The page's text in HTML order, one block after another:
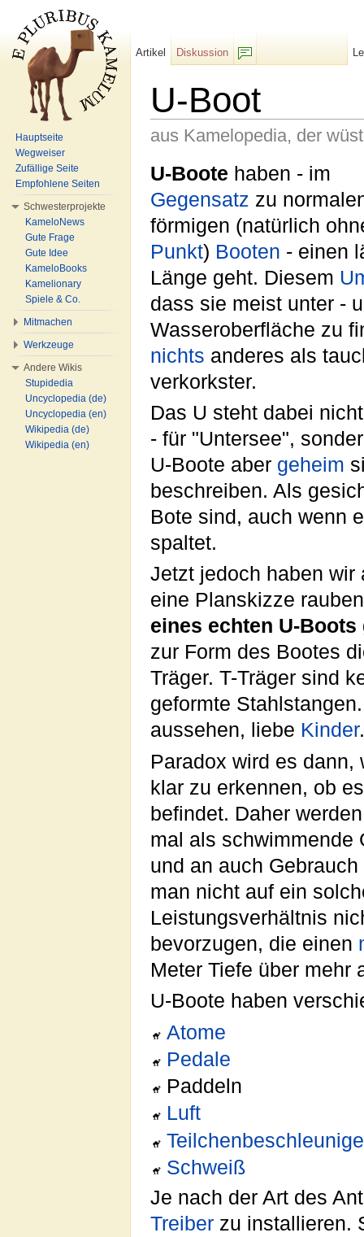
U-Boot
aus Kamelopedia, der
U-Boote haben - im
Gegensatz zu
förmigen (natürlich
Punkt) Booten - einen
Länge geht. Diesem
dass sie meist unter -
Wasseroberfläche zu
nichts anderes als
verkorkster.
Das U steht dabei
- für "Untersee",
U-Boote aber geheim
beschreiben. Als
Bote sind, auch wenn
spaltet.
Jetzt jedoch haben
eine Planskizze
eines echten U-Boots
zur Form des Bootes
Träger. T-Träger sind
geformte
aussehen, liebe Kinder.
Paradox wird es
klar zu erkennen, ob
befindet. Daher
mal als schwimmende
und an auch
man nicht auf ein
Leistungsverhältnis
bevorzugen, die einen
Meter Tiefe über mehr
U-Boote haben
Atome
Pedale
Paddeln
Luft
Schweiß
Je nach der Art des
Treiber zu installieren.
Artikel
Diskussion
Hauptseite
Wegweiser
Zufällige Seite
Empfohlene Seiten
Schwesterprojekte
KameloNews
Gute Frage
Gute Idee
KameloBooks
Kamelionary
Spiele & Co.
Mitmachen
Werkzeuge
Andere Wikis
Stupidedia
Uncyclopedia (de)
Uncyclopedia (en)
Wikipedia (de)
Wikipedia (en)